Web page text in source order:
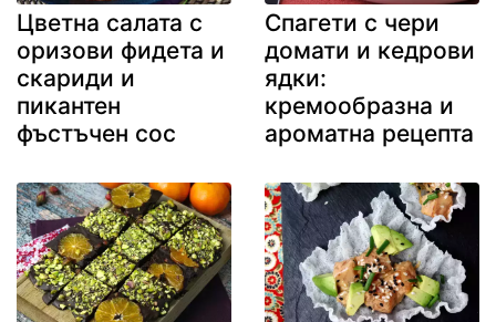
Цветна салата с
оризови фидета и
скариди и
пикантен
фъстъчен сос
Спагети с чери
домати и кедрови
ядки:
кремообразна и
ароматна рецепта